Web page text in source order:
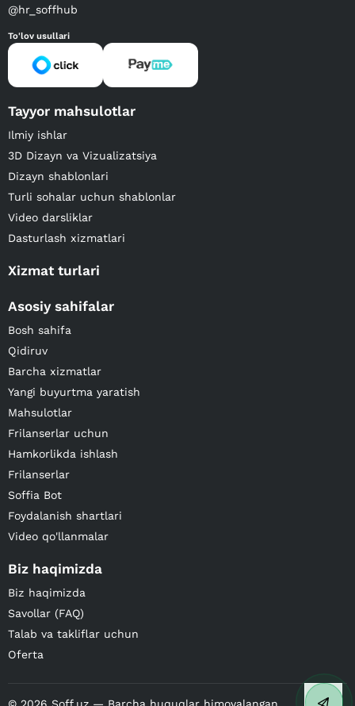
@hr_soffhub
To'lov usullari
Tayyor mahsulotlar
Ilmiy ishlar
3D Dizayn va Vizualizatsiya
Dizayn shablonlari
Turli sohalar uchun shablonlar
Video darsliklar
Dasturlash xizmatlari
Xizmat turlari
Asosiy sahifalar
Bosh sahifa
Qidiruv
Barcha xizmatlar
Yangi buyurtma yaratish
Mahsulotlar
Frilanserlar uchun
Hamkorlikda ishlash
Frilanserlar
Soffia Bot
Foydalanish shartlari
Video qo'llanmalar
Biz haqimizda
Biz haqimizda
Savollar (FAQ)
Talab va takliflar uchun
Oferta